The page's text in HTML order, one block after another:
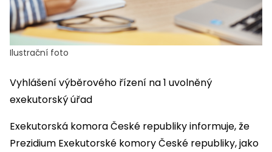
Ilustrační foto
Vyhlášení výběrového řízení na 1 uvolněný
exekutorský úřad
Exekutorská komora České republiky informuje, že
Prezidium Exekutorské komory České republiky, jako